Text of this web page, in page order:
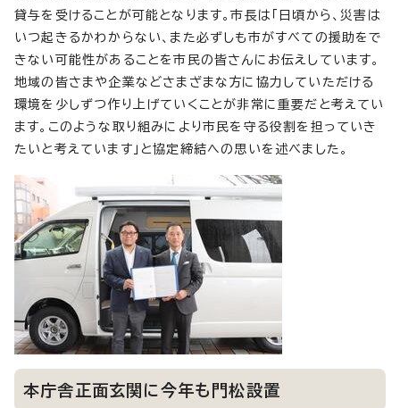
貸与を受けることが可能となります。市長は「日頃から、災害は
いつ起きるかわからない、また必ずしも市がすべての援助をで
きない可能性があることを市民の皆さんにお伝えしています。
地域の皆さまや企業などさまざまな方に協力していただける
環境を少しずつ作り上げていくことが非常に重要だと考えてい
ます。このような取り組みにより市民を守る役割を担っていき
たいと考えています」と協定締結への思いを述べました。
本庁舎正面玄関に今年も門松設置